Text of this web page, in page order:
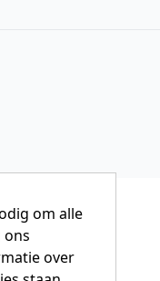
om alle
ons
over